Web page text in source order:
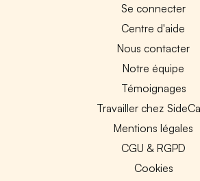
Se connecter
Centre d'aide
Nous contacter
Notre équipe
Témoignages
Travailler chez
Mentions légales
CGU & RGPD
Cookies